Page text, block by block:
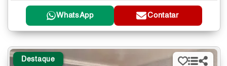
WhatsApp Contatar
Destaque